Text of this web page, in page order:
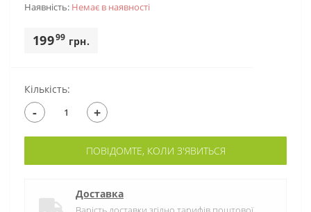
Наявність: Немає в наявностi
19999 грн.
Кількість:
- +
ПОВІДОМТЕ, КОЛИ З'ЯВИТЬСЯ
Доставка